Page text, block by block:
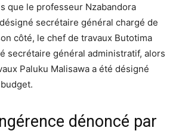
que le professeur Nzabandora
secrétaire général chargé de
côté, le chef de travaux Butotima
secrétaire général administratif, alors
Paluku Malisawa a été désigné
dénoncé par